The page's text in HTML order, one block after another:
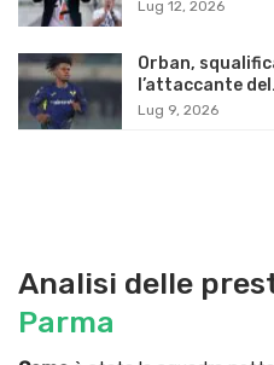
Lug 12, 2026
Orban,
l’attaccante
Lug 9, 2026
Analisi delle
Parma